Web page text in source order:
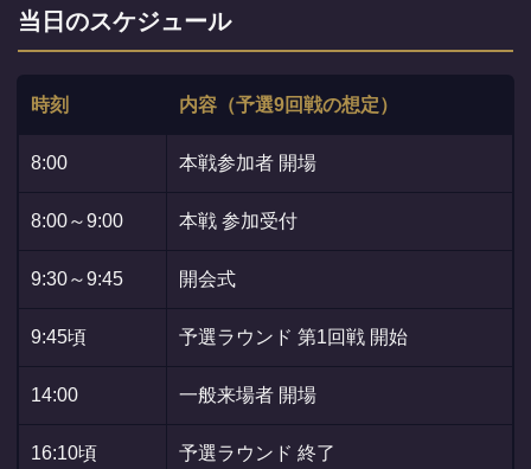
当日のスケジュール
時刻 内容（予選9回戦の想定）
8:00 本戦参加者 開場
8:00～9:00 本戦 参加受付
9:30～9:45 開会式
9:45頃 予選ラウンド 第1回戦 開始
14:00 一般来場者 開場
16:10頃 予選ラウンド 終了